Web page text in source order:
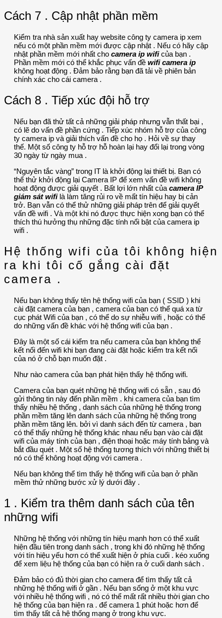
Cách 7 . Cập nhật phần mềm
Kiểm tra nhà sản xuất hay website công ty camera ip xem
nếu có một phần mềm mới được cập nhật . Nếu có hãy cập
nhật phần mềm mới nhất cho camera ip wificủa bạn .
Phần mềm mới có thể khắc phục vấn đề wifi camera ip
không hoạt động . Đảm bảo rằng bạn đã tải về phiên bản
chính xác cho cái camera .
Cách 8 . Tiếp xúc đội hỗ trợ
Nếu bạn đã thử tất cả những giải pháp nhưng vẫn thất bại ,
có lẽ do vấn đề phần cứng . Tiếp xúc nhóm hỗ trợ của công
ty camera ip và giải thích vấn đề cho họ . Hỏi về sự thay
thế. Một số công ty hỗ trợ hỗ hoàn lại hay đổi lại trong vòng
30 ngày từ ngày mua .
“Nguyên tắc vàng” trong IT là khởi động lại thiết bị. Bạn có
thể thử khởi động lại Camera IP để xem vấn đề wifi không
hoạt động được giải quyết . Bất lợi lớn nhất của camera IP
giám sát wifilà làm tăng rủi ro về mất tín hiệu hay bị cản
trở. Bạn vẫn có thể thử những giải pháp trên để giải quyết
vấn đề wifi . Và một khi nó được thực hiện xong bạn có thể
thích thú hưởng thụ những đặc tính nổi bật của camera ip
wifi .
Hệ thống wifi của tôi không hiện
ra khi tôi cố gắng cài đặt
camera .
Nếu bạn không thấy tên hệ thống wifi của bạn ( SSID ) khi
cài đặt camera của bạn , camera của bạn có thể quá xa từ
cục phát Wifi của bạn , có thể do sự nhiễu wifi , hoặc có thể
do những vấn đề khác với hệ thống wifi của bạn .
Đây là một số cái kiểm tra nếu camera của bạn không thể
kết nối đến wifi khi bạn đang cài đặt hoặc kiểm tra kết nối
của nó ở chỗ bạn muốn đặt .
Như nào camera của bạn phát hiện thấy hệ thống wifi.
Camera của bạn quét những hệ thống wifi có sẵn , sau đó
gửi thông tin này đến phần mềm . khi camera của bạn tìm
thấy nhiều hệ thống , danh sách của những hệ thống trong
phần mềm tăng lên danh sách của những hệ thống trong
phần mềm tăng lên. bởi vì danh sách đến từ camera , bạn
có thể thấy những hệ thống khác nhau nếu bạn vào cài đặt
wifi của máy tính của bạn , điện thoại hoặc máy tính bảng và
bắt đầu quét . Một số hệ thống tương thích với những thiết bị
nó có thể không hoạt động với camera .
Nếu bạn không thể tìm thấy hệ thống wifi của bạn ở phần
mềm thử những bước xử lý dưới đây .
1 . Kiểm tra thêm danh sách của tên
những wifi
Những hệ thống với những tín hiệu mạnh hơn có thể xuất
hiện đầu tiên trong danh sách , trong khi đó những hệ thống
với tín hiệu yếu hơn có thể xuất hiện ở phía cuối . kéo xuống
để xem liệu hệ thống của bạn có hiện ra ở cuối danh sách .
Đảm bảo có đủ thời gian cho camera để tìm thấy tất cả
những hệ thống wifi ở gần . Nếu bạn sống ở một khu vực
với nhiều hệ thống wifi , nó có thể mất rất nhiều thời gian cho
hệ thống của bạn hiện ra . để camera 1 phút hoặc hơn để
tìm thấy tất cả hệ thống mạng ở trong khu vực.